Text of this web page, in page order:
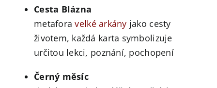
Cesta Blázna
metaforavelké arkány jako cesty
životem, každá karta symbolizuje
určitou lekci, poznání, pochopení
Černý měsíc